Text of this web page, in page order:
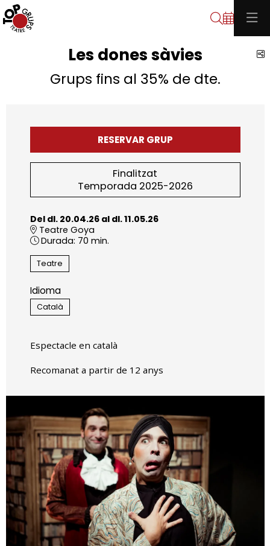
Cerca
Les dones sàvies
Grups fins al 35% de dte.
RESERVAR GRUP
Finalitzat
Temporada 2025-2026
Del dl. 20.04.26al dl. 11.05.26
Teatre Goya
Durada: 70 min.
Teatre
Idioma
Català
Espectacle en català
Recomanat a partir de 12 anys